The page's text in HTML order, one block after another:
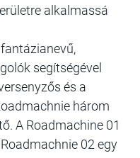
alkalmassá
segítségével
és a
három
A Roadmachine 01
02 egy